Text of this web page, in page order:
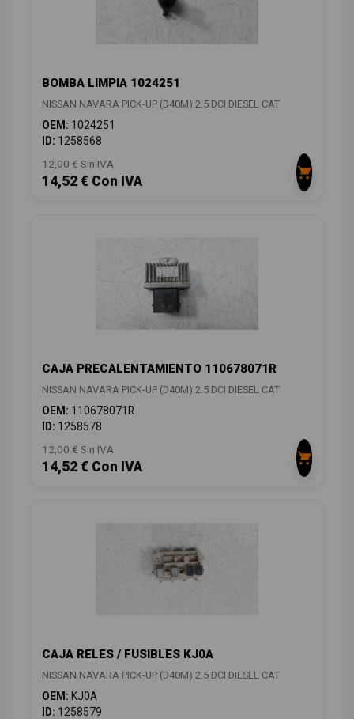
BOMBA LIMPIA 1024251
NISSAN NAVARA PICK-UP (D40M) 2.5 DCI DIESEL CAT
OEM: 1024251
ID: 1258568
12,00 € Sin IVA
14,52 € Con IVA
CAJA PRECALENTAMIENTO 110678071R
NISSAN NAVARA PICK-UP (D40M) 2.5 DCI DIESEL CAT
OEM: 110678071R
ID: 1258578
12,00 € Sin IVA
14,52 € Con IVA
CAJA RELES / FUSIBLES KJ0A
NISSAN NAVARA PICK-UP (D40M) 2.5 DCI DIESEL CAT
OEM: KJ0A
ID: 1258579